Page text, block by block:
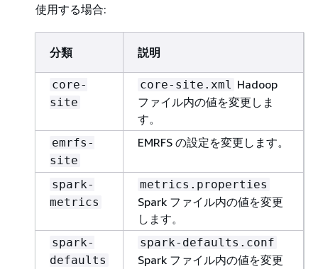
使用する場合:
分類 説明
core-
site
core-site.xml Hadoop
ファイル内の値を変更しま
す。
emrfs-
site
EMRFS の設定を変更します。
spark-
metrics
metrics.properties
Spark ファイル内の値を変更
します。
spark-
defaults
spark-defaults.conf
Spark ファイル内の値を変更